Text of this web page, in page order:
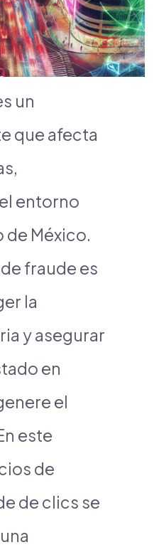
un
que afecta
entorno
México.
fraude es
la
y asegurar
en
el
este
de
de clics se